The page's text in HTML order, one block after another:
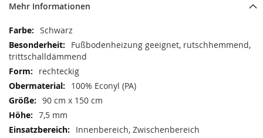
Mehr Informationen
Mehr
Informationen
Schwarz
Fußbodenheizung geeignet, rutschhemmend,
trittschalldämmend
rechteckig
100% Econyl (PA)
90 cm x 150 cm
7,5 mm
Innenbereich, Zwischenbereich